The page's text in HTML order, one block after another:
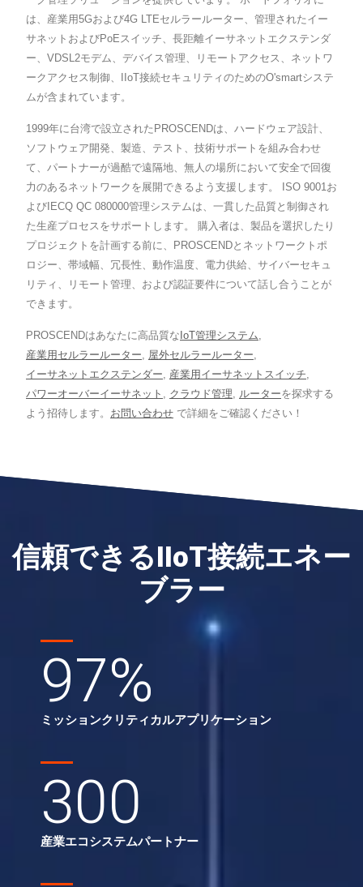
は、産業用5Gおよび4G LTEセルラールーター、管理されたイー
サネットおよびPoEスイッチ、長距離イーサネットエクステンダ
ー、VDSL2モデム、デバイス管理、リモートアクセス、ネットワ
ークアクセス制御、IIoT接続セキュリティのためのO'smartシステ
ムが含まれています。
1999年に台湾で設立されたPROSCENDは、ハードウェア設計、
ソフトウェア開発、製造、テスト、技術サポートを組み合わせ
て、パートナーが過酷で遠隔地、無人の場所において安全で回復
力のあるネットワークを展開できるよう支援します。 ISO 9001お
よびIECQ QC 080000管理システムは、一貫した品質と制御され
た生産プロセスをサポートします。 購入者は、製品を選択したり
プロジェクトを計画する前に、PROSCENDとネットワークトポ
ロジー、帯域幅、冗長性、動作温度、電力供給、サイバーセキュ
リティ、リモート管理、および認証要件について話し合うことが
できます。
PROSCENDはあなたに高品質な IoT管理システム,
産業用セルラールーター, 屋外セルラールーター,
イーサネットエクステンダー, 産業用イーサネットスイッチ,
パワーオーバーイーサネット , クラウド管理, ルーターを探求する
よう招待します。 お問い合わせ で詳細をご確認ください！
信頼できるIIoT接続エネー
ブラー
97%
ミッションクリティカルアプリケーション
300
産業エコシステムパートナー